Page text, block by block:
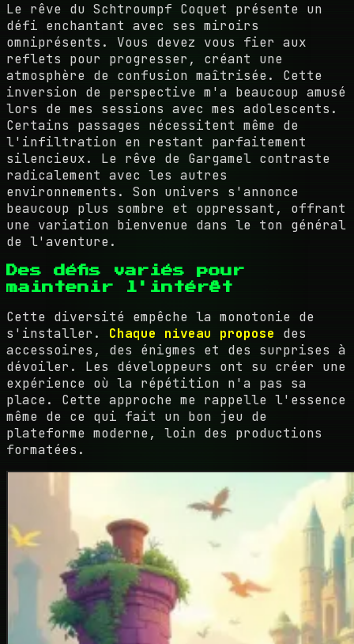
Le rêve du Schtroumpf Coquet présente un
défi enchantant avec ses miroirs
omniprésents. Vous devez vous fier aux
reflets pour progresser, créant une
atmosphère de confusion maîtrisée. Cette
inversion de perspective m'a beaucoup amusé
lors de mes sessions avec mes adolescents.
Certains passages nécessitent même de
l'infiltration en restant parfaitement
silencieux. Le rêve de Gargamel contraste
radicalement avec les autres
environnements. Son univers s'annonce
beaucoup plus sombre et oppressant, offrant
une variation bienvenue dans le ton général
de l'aventure.
Des défis variés pour
maintenir l'intérêt
Cette diversité empêche la monotonie de
s'installer. Chaque niveau propose des
accessoires, des énigmes et des surprises à
dévoiler. Les développeurs ont su créer une
expérience où la répétition n'a pas sa
place. Cette approche me rappelle l'essence
même de ce qui fait un bon jeu de
plateforme moderne, loin des productions
formatées.